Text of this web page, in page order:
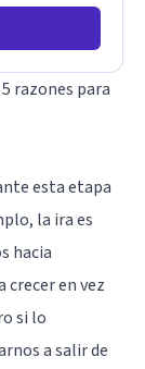
razones para
esta etapa
la ira es
hacia
crecer en vez
si lo
a salir de